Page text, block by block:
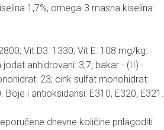
1,7%, omega-3 masna kiselina:
Vit D3: 1330; Vit E: 108 mg/kg:
anhidrovani: 3,7; bakar - (II) -
23; cink sulfat monohidrat:
Boje i antioksidansi: E310, E320, E321.
dnevne količine prilagoditi